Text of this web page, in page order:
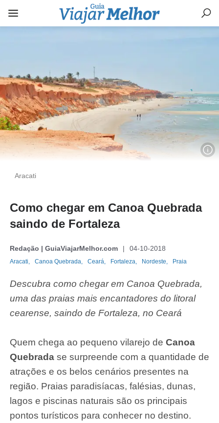
Aracati
Como chegar em Canoa Quebrada
saindo de Fortaleza
Redação | GuiaViajarMelhor.com 04-10-2018
Aracati, Canoa Quebrada, Ceará, Fortaleza, Nordeste, Praia
Descubra como chegar em Canoa Quebrada,
uma das praias mais encantadores do litoral
cearense, saindo de Fortaleza, no Ceará
Quem chega ao pequeno vilarejo de Canoa
Quebrada se surpreende com a quantidade de
atrações e os belos cenários presentes na
região. Praias paradisíacas, falésias, dunas,
lagos e piscinas naturais são os principais
pontos turísticos para conhecer no destino.